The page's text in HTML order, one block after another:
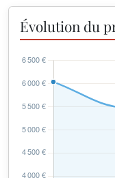
Évolution du